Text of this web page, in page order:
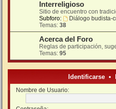
Interreligioso
Sitio de encuentro con
Subforo:
Diálogo budista-
Temas: 38
Acerca del Foro
Reglas de participación,
Temas: 95
Identificarse•
Nombre de Usuario: